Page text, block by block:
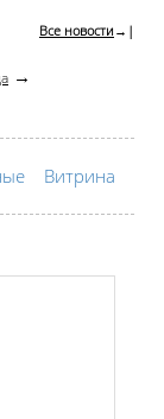
Все новости →|
→
Витрина